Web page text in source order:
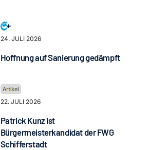
24. JULI 2026
Hoffnung auf Sanierung gedämpft
22. JULI 2026
Patrick Kunz ist
Bürgermeisterkandidat der FWG
Schifferstadt